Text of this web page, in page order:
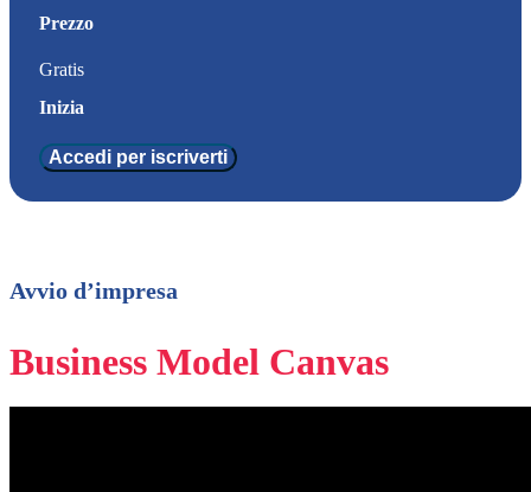
Prezzo
Gratis
Inizia
Accedi per iscriverti
Avvio d’impresa
Business Model Canvas